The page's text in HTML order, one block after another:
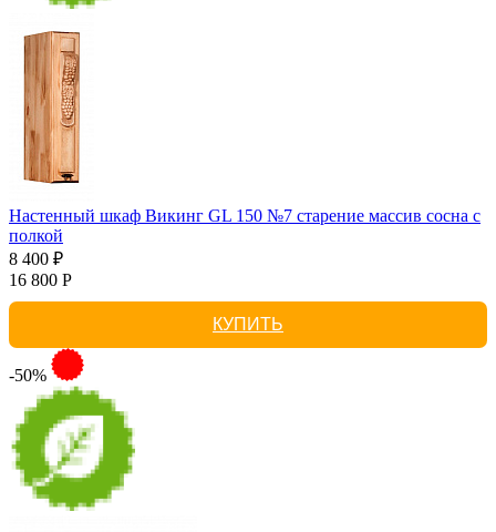
Настенный шкаф Викинг GL 150 №7 старение массив сосна с
полкой
8 400 ₽
16 800 Р
КУПИТЬ
-50%